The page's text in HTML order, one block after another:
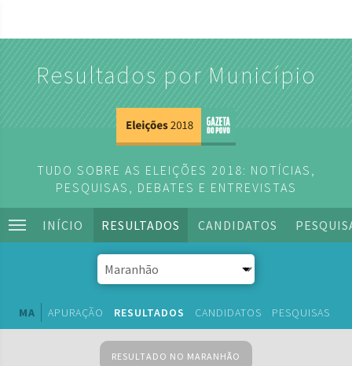
Resultados por Município
TUDO SOBRE AS ELEIÇÕES 2018: NOTÍCIAS,
PESQUISAS, DEBATES E ENTREVISTAS
INÍCIO RESULTADOS CANDIDATOS
MA APURAÇÃO RESULTADOS CANDIDATOS PESQUISAS
RESULTADO NO MARANHÃO